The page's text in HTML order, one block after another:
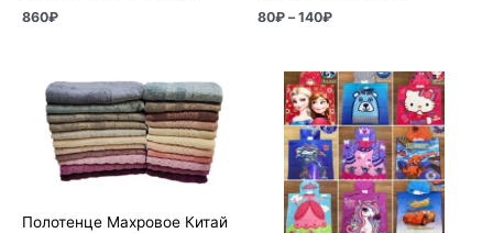
860₽ 80₽ – 140₽
Полотенце Махровое Китай
Диапазон
цен:
240₽
–
960₽